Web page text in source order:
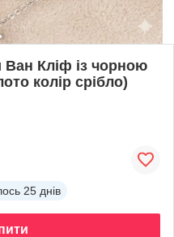
Ван Кліф із чорною
колір срібло)
25 днів